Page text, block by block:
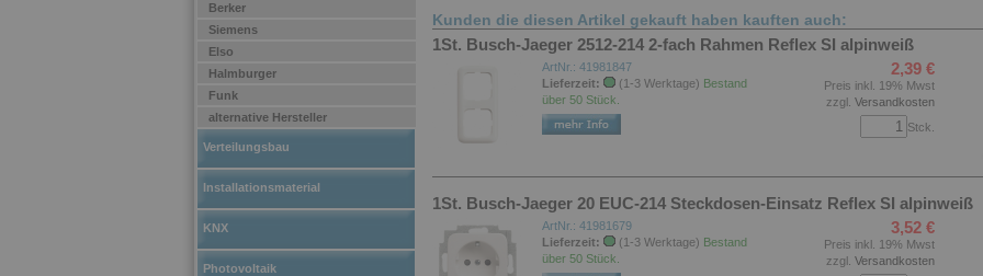
Berker
Siemens
Elso
Halmburger
Funk
alternative Hersteller
Verteilungsbau
Installationsmaterial
KNX
Photovoltaik
Kunden die diesen Artikel gekauft haben kauften auch:
1St. Busch-Jaeger 2512-214 2-fach Rahmen Reflex SI alpinweiß
ArtNr.: 41981847
Lieferzeit:
(1-3 Werktage) Bestand
über 50 Stück.
2,39 €
Preis inkl. 19% Mwst
zzgl.Versandkosten
Stck.
1St. Busch-Jaeger 20 EUC-214 Steckdosen-Einsatz Reflex SI alpinweiß
ArtNr.: 41981679
Lieferzeit:
(1-3 Werktage) Bestand
über 50 Stück.
3,52 €
Preis inkl. 19% Mwst
zzgl.Versandkosten